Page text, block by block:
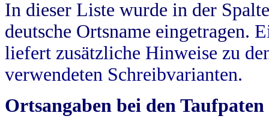
In dieser Liste wurde in der
deutsche Ortsname eingetragen.
liefert zusätzliche Hinweise zu
verwendeten Schreibvarianten.
Ortsangaben bei den Taufpaten